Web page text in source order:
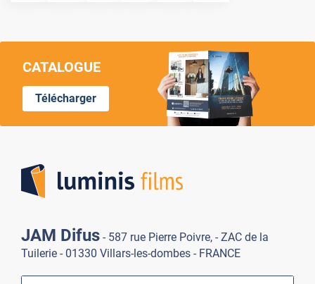
CATALOGUE
Télécharger
JAM Difus - 587 rue Pierre Poivre, - ZAC de la
Tuilerie - 01330 Villars-les-dombes - FRANCE